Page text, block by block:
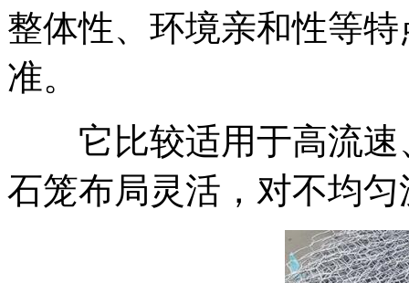
整体性、环境亲和性等
准。
它比较适用于高流速
石笼布局灵活，对不均